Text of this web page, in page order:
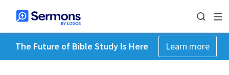
The Future of Bible Study Is Here Learn more